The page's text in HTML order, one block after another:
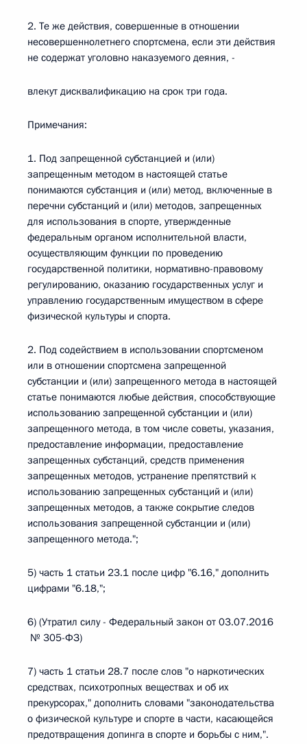
2. Те же действия, совершенные в отношении
несовершеннолетнего спортсмена, если эти действия
не содержат уголовно наказуемого деяния, -
влекут дисквалификацию на срок три года.
Примечания:
1. Под запрещенной субстанцией и (или)
запрещенным методом в настоящей статье
понимаются субстанция и (или) метод, включенные в
перечни субстанций и (или) методов, запрещенных
для использования в спорте, утвержденные
федеральным органом исполнительной власти,
осуществляющим функции по проведению
государственной политики, нормативно-правовому
регулированию, оказанию государственных услуг и
управлению государственным имуществом в сфере
физической культуры и спорта.
2. Под содействием в использовании спортсменом
или в отношении спортсмена запрещенной
субстанции и (или) запрещенного метода в настоящей
статье понимаются любые действия, способствующие
использованию запрещенной субстанции и (или)
запрещенного метода, в том числе советы, указания,
предоставление информации, предоставление
запрещенных субстанций, средств применения
запрещенных методов, устранение препятствий к
использованию запрещенных субстанций и (или)
запрещенных методов, а также сокрытие следов
использования запрещенной субстанции и (или)
запрещенного метода.";
5) часть 1 статьи 23.1 после цифр "6.16," дополнить
цифрами "6.18,";
6) (Утратил силу - Федеральный закон от 03.07.2016
№ 305-ФЗ)
7) часть 1 статьи 28.7 после слов "о наркотических
средствах, психотропных веществах и об их
прекурсорах," дополнить словами "законодательства
о физической культуре и спорте в части, касающейся
предотвращения допинга в спорте и борьбы с ним,".